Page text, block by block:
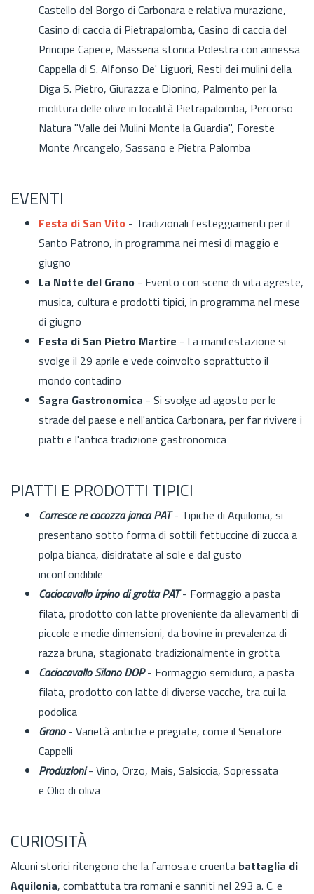
Castello del Borgo di Carbonara e relativa murazione,
Casino di caccia di Pietrapalomba, Casino di caccia del
Principe Capece, Masseria storica Polestra con annessa
Cappella di S. Alfonso De' Liguori, Resti dei mulini della
Diga S. Pietro, Giurazza e Dionino, Palmento per la
molitura delle olive in località Pietrapalomba, Percorso
Natura "Valle dei Mulini Monte la Guardia", Foreste
Monte Arcangelo, Sassano e Pietra Palomba
EVENTI
Festa di San Vito - Tradizionali festeggiamenti per il
Santo Patrono, in programma nei mesi di maggio e
giugno
La Notte del Grano - Evento con scene di vita agreste,
musica, cultura e prodotti tipici, in programma nel mese
di giugno
Festa di San Pietro Martire - La manifestazione si
svolge il 29 aprile e vede coinvolto soprattutto il
mondo contadino
Sagra Gastronomica - Si svolge ad agosto per le
strade del paese e nell'antica Carbonara, per far rivivere i
piatti e l'antica tradizione gastronomica
PIATTI E PRODOTTI TIPICI
Corresce re cocozza janca PAT- Tipiche di Aquilonia, si
presentano sotto forma di sottili fettuccine di zucca a
polpa bianca, disidratate al sole e dal gusto
inconfondibile
Caciocavallo irpino di grotta PAT- Formaggio a pasta
filata, prodotto con latte proveniente da allevamenti di
piccole e medie dimensioni, da bovine in prevalenza di
razza bruna, stagionato tradizionalmente in grotta
Caciocavallo Silano DOP- Formaggio semiduro, a pasta
filata, prodotto con latte di diverse vacche, tra cui la
podolica
Grano - Varietà antiche e pregiate, come il Senatore
Cappelli
Produzioni- Vino, Orzo, Mais, Salsiccia, Sopressata
e Olio di oliva
CURIOSITÀ
Alcuni storici ritengono che la famosa e cruenta battaglia di
Aquilonia, combattuta tra romani e sanniti nel 293 a. C. e